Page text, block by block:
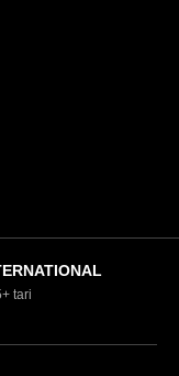
tari